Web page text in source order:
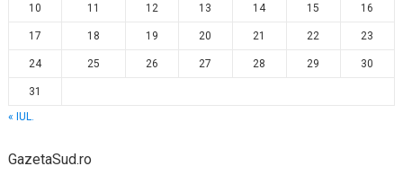
10 11 12 13 14 15 16
17 18 19 20 21 22 23
24 25 26 27 28 29 30
31
« IUL.
GazetaSud.ro